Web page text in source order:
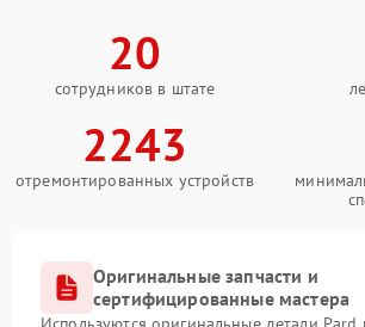
20
сотрудников в штате
2243
отремонтированных устройств
Оригинальные запчасти и
сертифицированные мастера